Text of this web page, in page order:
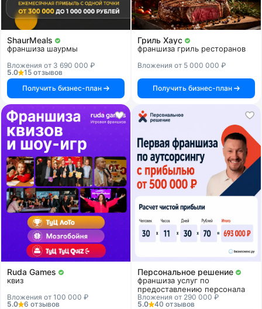
ShaurMeals
франшиза шаурмы
Вложения от 3 690 000 ₽
5.0
15 отзывов
Получить бизнес-план
Гриль Хаус
франшиза гриль ресторанов
Вложения от 5 000 000 ₽
Получить бизнес-план
Ruda Games
квиз
Вложения от 100 000 ₽
5.0
6 отзывов
Персональное решение
франшиза услуг по
предоставлению персонала
Вложения от 290 000 ₽
5.0
40 отзывов